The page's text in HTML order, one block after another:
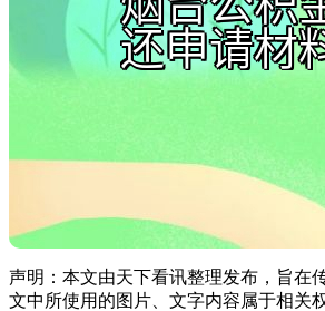
声明：本文由天下看讯整理发布，旨在
文中所使用的图片、文字内容属于相关